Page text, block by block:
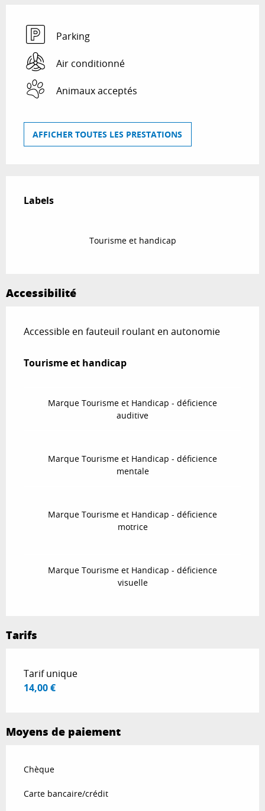
Parking
Air conditionné
Animaux acceptés
AFFICHER TOUTES LES PRESTATIONS
Labels
Labels
Tourisme et handicap
Accessibilité
Accessible en fauteuil roulant en autonomie
Tourisme et handicap
Tourisme et handicap
Marque Tourisme et Handicap - déficience
auditive
Marque Tourisme et Handicap - déficience
mentale
Marque Tourisme et Handicap - déficience
motrice
Marque Tourisme et Handicap - déficience
visuelle
Tarifs
Tarifs 2026
Tarif unique
14,00 €
Moyens de paiement
Chèque
Carte bancaire/crédit